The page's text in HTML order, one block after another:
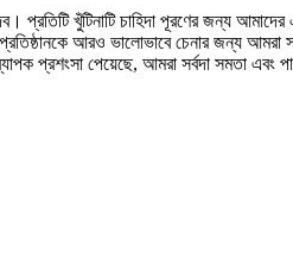
খুঁটিনাটি চাহিদা পূরণের জন্য
আরও ভালোভাবে চেনার জন্য আমরা
প্রশংসা পেয়েছে, আমরা সর্বদা সমতা